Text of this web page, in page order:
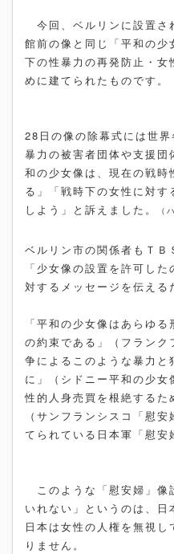
今回、ベルリンに設置さ
館前の像と同じ「平和の
下の性暴力の再発防止・女
めに建てられたものです。
28日の像の除幕式には世
暴力の被害者団体や支援
和の少女像は、現在の戦
る」「戦時下の女性に対
しよう」と訴えました。
（
ベルリン市の関係者もＴ
「少女像の設置を許可し
対するメッセージを伝える
「平和の少女像はあらゆ
の約束である」（フラン
争によるこのような暴力と
に」（シドニー平和の少
性的人身売買を根絶するた
（サンフランシスコ「慰
てられている日本軍「慰安
このような「慰安婦」像
いれない」というのは、日
日本は女性の人権を無視
りません。